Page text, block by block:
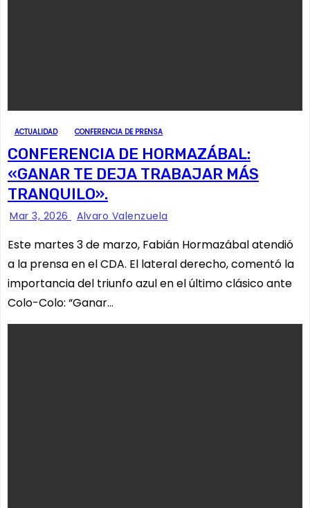
ACTUALIDAD CONFERENCIA DE PRENSA
CONFERENCIA DE HORMAZÁBAL:
«GANAR TE DEJA TRABAJAR MÁS
TRANQUILO».
Mar 3, 2026 Alvaro Valenzuela
Este martes 3 de marzo, Fabián Hormazábal atendió
a la prensa en el CDA. El lateral derecho, comentó la
importancia del triunfo azul en el último clásico ante
Colo-Colo: “Ganar…